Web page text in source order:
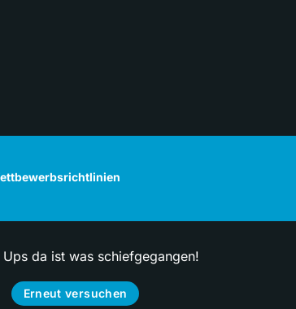
da ist was schiefgegangen!
Erneut versuchen